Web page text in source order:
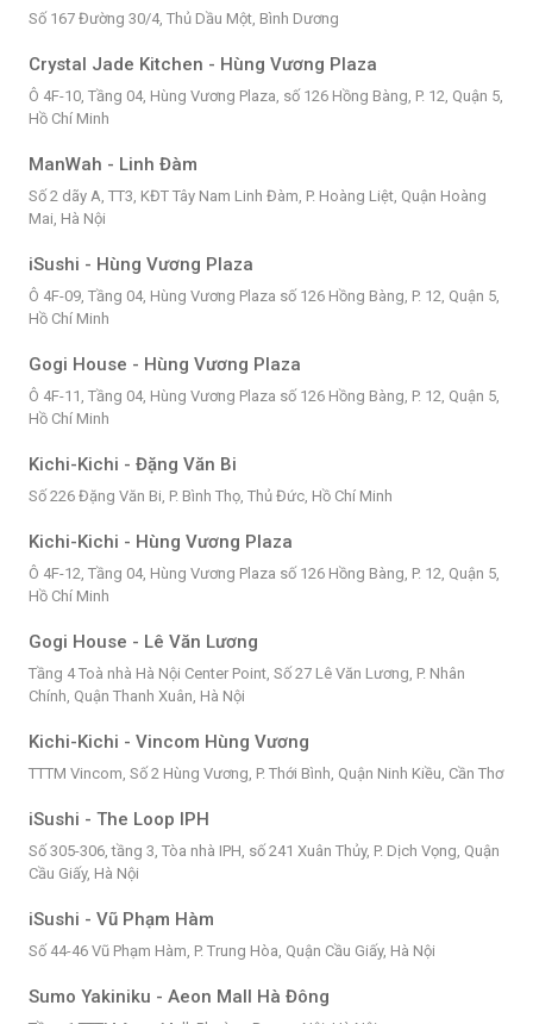
Số 167 Đường 30/4, Thủ Dầu Một, Bình Dương
Crystal Jade Kitchen - Hùng Vương Plaza
Ô 4F-10, Tầng 04, Hùng Vương Plaza, số 126 Hồng Bàng, P. 12, Quận 5,
Hồ Chí Minh
ManWah - Linh Đàm
Số 2 dãy A, TT3, KĐT Tây Nam Linh Đàm, P. Hoàng Liệt, Quận Hoàng
Mai, Hà Nội
iSushi - Hùng Vương Plaza
Ô 4F-09, Tầng 04, Hùng Vương Plaza số 126 Hồng Bàng, P. 12, Quận 5,
Hồ Chí Minh
Gogi House - Hùng Vương Plaza
Ô 4F-11, Tầng 04, Hùng Vương Plaza số 126 Hồng Bàng, P. 12, Quận 5,
Hồ Chí Minh
Kichi-Kichi - Đặng Văn Bi
Số 226 Đặng Văn Bi, P. Bình Thọ, Thủ Đức, Hồ Chí Minh
Kichi-Kichi - Hùng Vương Plaza
Ô 4F-12, Tầng 04, Hùng Vương Plaza số 126 Hồng Bàng, P. 12, Quận 5,
Hồ Chí Minh
Gogi House - Lê Văn Lương
Tầng 4 Toà nhà Hà Nội Center Point, Số 27 Lê Văn Lương, P. Nhân
Chính, Quận Thanh Xuân, Hà Nội
Kichi-Kichi - Vincom Hùng Vương
TTTM Vincom, Số 2 Hùng Vương, P. Thới Bình, Quận Ninh Kiều, Cần Thơ
iSushi - The Loop IPH
Số 305-306, tầng 3, Tòa nhà IPH, số 241 Xuân Thủy, P. Dịch Vọng, Quận
Cầu Giấy, Hà Nội
iSushi - Vũ Phạm Hàm
Số 44-46 Vũ Phạm Hàm, P. Trung Hòa, Quận Cầu Giấy, Hà Nội
Sumo Yakiniku - Aeon Mall Hà Đông